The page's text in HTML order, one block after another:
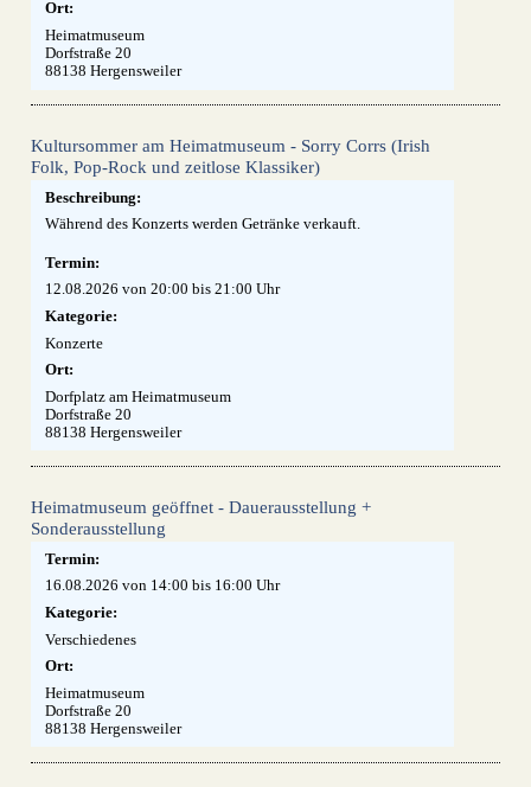
Ort:
Heimatmuseum
Dorfstraße 20
88138 Hergensweiler
Kultursommer am Heimatmuseum - Sorry Corrs (Irish
Folk, Pop-Rock und zeitlose Klassiker)
Beschreibung:
Während des Konzerts werden Getränke verkauft.
Termin:
12.08.2026 von 20:00 bis 21:00 Uhr
Kategorie:
Konzerte
Ort:
Dorfplatz am Heimatmuseum
Dorfstraße 20
88138 Hergensweiler
Heimatmuseum geöffnet - Dauerausstellung +
Sonderausstellung
Termin:
16.08.2026 von 14:00 bis 16:00 Uhr
Kategorie:
Verschiedenes
Ort:
Heimatmuseum
Dorfstraße 20
88138 Hergensweiler